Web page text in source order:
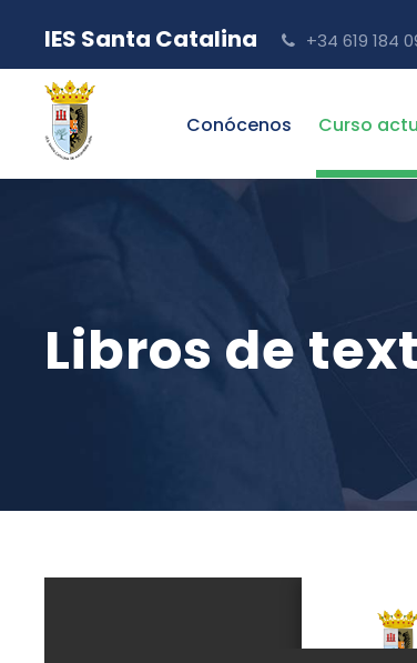
IES Santa Catalina +34 619 184
Conócenos Curso
Libros de